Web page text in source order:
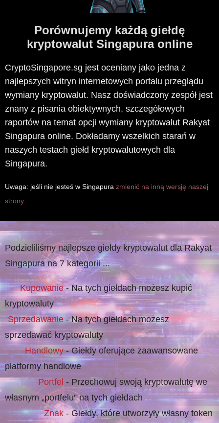
Porównujemy każdą giełdę
kryptowalut Singapura online
CryptoSingapore.sg jest oceniany jako jedna z
najlepszych witryn internetowych portalu przeglądu
wymiany kryptowalut. Nasz doświadczony zespół jest
znany z pisania obiektywnych, szczegółowych
raportów na temat opcji wymiany kryptowalut Rakyat
Singapura online. Dokładamy wszelkich starań w
naszych testach giełd kryptowalutowych dla
Singapura.
Uwaga: jeśli nie jesteś w Singapura zmienić na inną wersję naszej
strony.
Podzieliliśmy najlepsze giełdy kryptowalut dla Rakyat
Singapura na 7 kategorii ...
Kupowanie- Na tych giełdach możesz kupić
kryptowaluty
Sprzedawanie- Na tych giełdach możesz
sprzedawać kryptowaluty
Handlowy- Giełdy oferujące zaawansowane
platformy handlowe
Portfel - Przechowuj swoją kryptowalutę we
własnym „portfelu” na tych giełdach
Znak - Giełdy, które utworzyły własny token